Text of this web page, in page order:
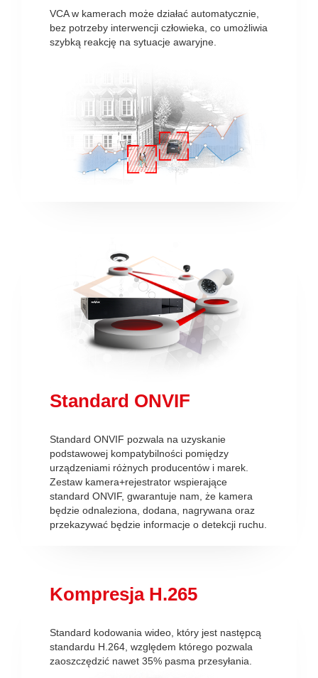
VCA w kamerach może działać automatycznie,
bez potrzeby interwencji człowieka, co umożliwia
szybką reakcję na sytuacje awaryjne.
Standard ONVIF
Standard ONVIF pozwala na uzyskanie
podstawowej kompatybilności pomiędzy
urządzeniami różnych producentów i marek.
Zestaw kamera+rejestrator wspierające
standard ONVIF, gwarantuje nam, że kamera
będzie odnaleziona, dodana, nagrywana oraz
przekazywać będzie informacje o detekcji ruchu.
Kompresja H.265
Standard kodowania wideo, który jest następcą
standardu H.264, względem którego pozwala
zaoszczędzić nawet 35% pasma przesyłania.